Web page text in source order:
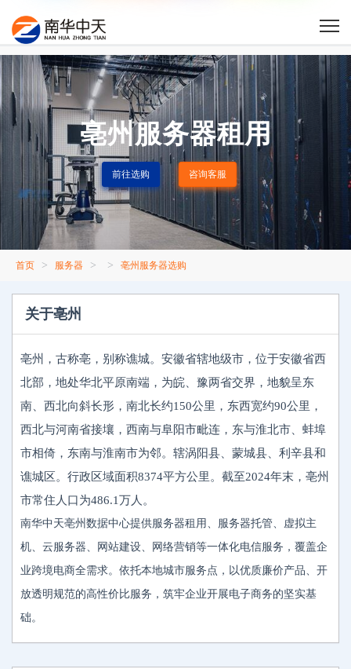
亳州服务器租用
前往选购 咨询客服
首页 > 服务器 > > 亳州服务器选购
关于亳州
亳州，古称亳，别称谯城。安徽省辖地级市，位于安徽省西
北部，地处华北平原南端，为皖、豫两省交界，地貌呈东
南、西北向斜长形，南北长约150公里，东西宽约90公里，
西北与河南省接壤，西南与阜阳市毗连，东与淮北市、蚌埠
市相倚，东南与淮南市为邻。辖涡阳县、蒙城县、利辛县和
谯城区。行政区域面积8374平方公里。截至2024年末，亳州
市常住人口为486.1万人。
南华中天亳州数据中心提供服务器租用、服务器托管、虚拟主
机、云服务器、网站建设、网络营销等一体化电信服务，覆盖企
业跨境电商全需求。依托本地城市服务点，以优质廉价产品、开
放透明规范的高性价比服务，筑牢企业开展电子商务的坚实基
础。